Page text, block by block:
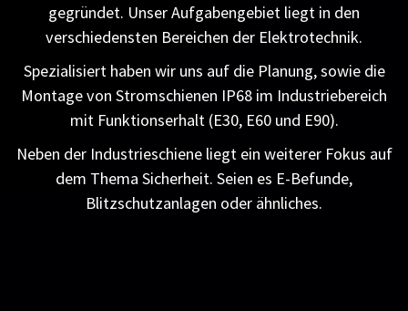
gegründet. Unser Aufgabengebiet liegt in den
verschiedensten Bereichen der Elektrotechnik.
Spezialisiert haben wir uns auf die Planung, sowie die
Montage von Stromschienen IP68 im Industriebereich
mit Funktionserhalt (E30, E60 und E90).
Neben der Industrieschiene liegt ein weiterer Fokus auf
dem Thema Sicherheit. Seien es E-Befunde,
Blitzschutzanlagen oder ähnliches.